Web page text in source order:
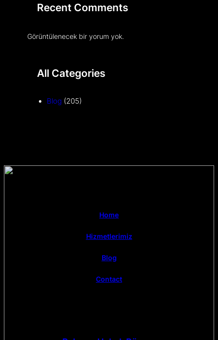
Recent Comments
Görüntülenecek bir yorum yok.
All Categories
Blog (205)
Home
Hizmetlerimiz
Blog
Contact